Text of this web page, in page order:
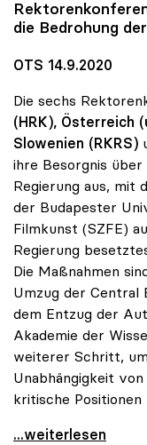
die Bedrohung
OTS 14.9.2020
Die sechs
(HRK), Österreich
Slowenien (RKRS)
ihre Besorgnis über
Regierung aus, mit
der Budapester
Filmkunst (SZFE)
Regierung
Die Maßnahmen
Umzug der Central
dem Entzug der
Akademie der
weiterer Schritt,
Unabhängigkeit
kritische Positionen
Dringender Appell
...weiterlesen